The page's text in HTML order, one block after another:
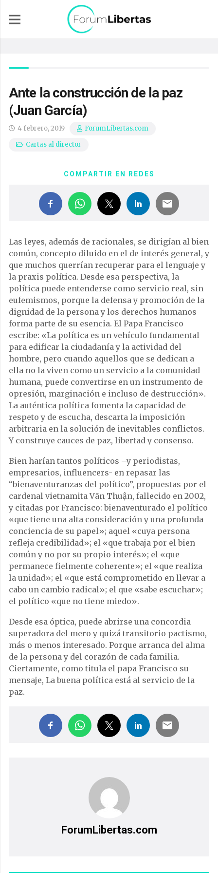
Ante la construcción de la paz
(Juan García)
4 febrero, 2019
ForumLibertas.com
Cartas al director
COMPARTIR EN REDES
Las leyes, además de racionales, se dirigían al bien
común, concepto diluido en el de interés general, y
que muchos querrían recuperar para el lenguaje y
la praxis política. Desde esa perspectiva, la
política puede entenderse como servicio real, sin
eufemismos, porque la defensa y promoción de la
dignidad de la persona y los derechos humanos
forma parte de su esencia. El Papa Francisco
escribe: «La política es un vehículo fundamental
para edificar la ciudadanía y la actividad del
hombre, pero cuando aquellos que se dedican a
ella no la viven como un servicio a la comunidad
humana, puede convertirse en un instrumento de
opresión, marginación e incluso de destrucción».
La auténtica política fomenta la capacidad de
respeto y de escucha, descarta la imposición
arbitraria en la solución de inevitables conflictos.
Y construye cauces de paz, libertad y consenso.
Bien harían tantos políticos –y periodistas,
empresarios, influencers- en repasar las
“bienaventuranzas del político”, propuestas por el
cardenal vietnamita Vãn Thuận, fallecido en 2002,
y citadas por Francisco: bienaventurado el político
«que tiene una alta consideración y una profunda
conciencia de su papel»; aquel «cuya persona
refleja credibilidad»; el «que trabaja por el bien
común y no por su propio interés»; el «que
permanece fielmente coherente»; el «que realiza
la unidad»; el «que está comprometido en llevar a
cabo un cambio radical»; el que «sabe escuchar»;
el político «que no tiene miedo».
Desde esa óptica, puede abrirse una concordia
superadora del mero y quizá transitorio pactismo,
más o menos interesado. Porque arranca del alma
de la persona y del corazón de cada familia.
Ciertamente, como titula el papa Francisco su
mensaje, La buena política está al servicio de la
paz.
ForumLibertas.com